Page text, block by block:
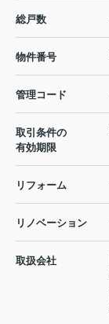
総戸数
物件番号
管理コード
取引条件の
有効期限
リフォーム
リノベーション
取扱会社